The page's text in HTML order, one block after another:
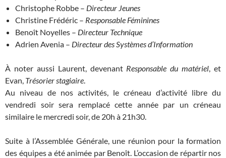
Christophe Robbe – Directeur Jeunes
Christine Frédéric – Responsable Féminines
Benoît Noyelles – Directeur Technique
Adrien Avenia – Directeur des Systèmes d’Information
À noter aussi Laurent, devenant Responsable du matériel, et
Evan, Trésorier stagiaire.
Au niveau de nos activités, le créneau d’activité libre du
vendredi soir sera remplacé cette année par un créneau
similaire le mercredi soir, de 20h à 21h30.
Suite à l’Assemblée Générale, une réunion pour la formation
des équipes a été animée par Benoît. L’occasion de répartir nos